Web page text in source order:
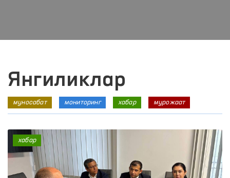
Янгиликлар
муносабат мониторинг хабар мурожаат
хабар